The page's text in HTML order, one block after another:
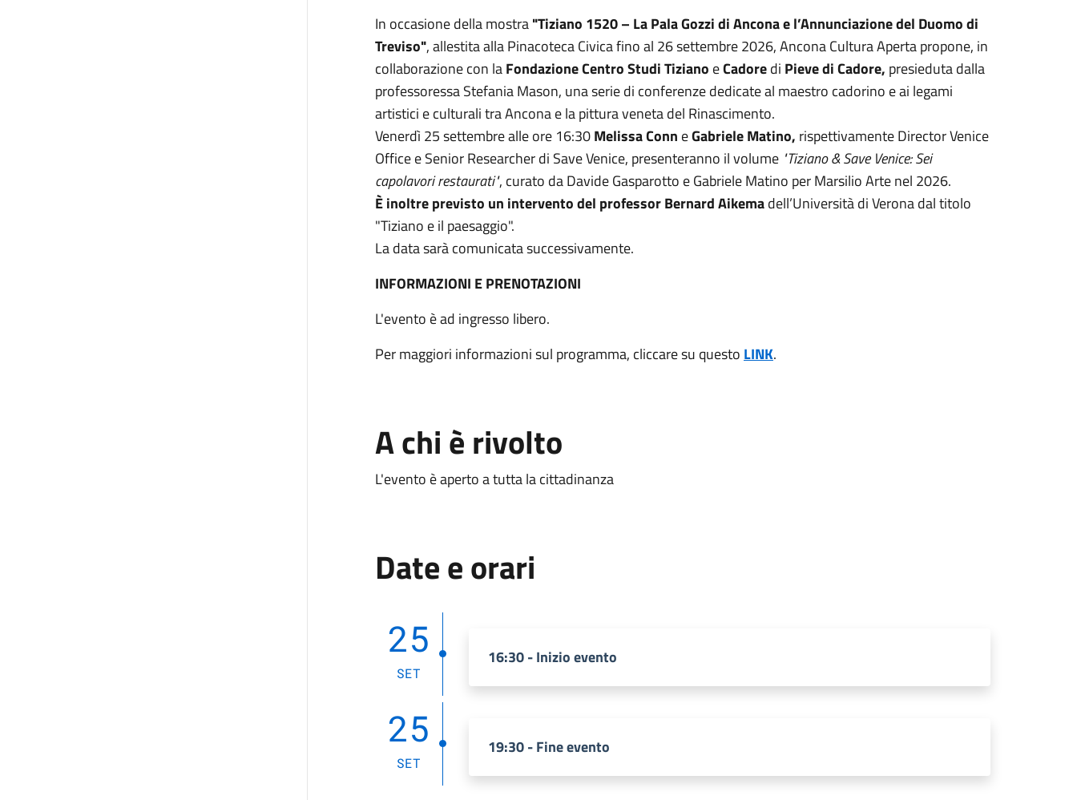
In occasione della mostra"Tiziano 1520 – La Pala Gozzi di Ancona e l’Annunciazione del Duomo di
Treviso", allestita alla Pinacoteca Civica fino al 26 settembre 2026, Ancona Cultura Aperta propone, in
collaborazione con laFondazione Centro Studi Tiziano eCadoredi Pieve di Cadore, presieduta dalla
professoressa Stefania Mason, una serie di conferenze dedicate al maestro cadorino e ai legami
artistici e culturali tra Ancona e la pittura veneta del Rinascimento.
Venerdì 25 settembre alle ore 16:30Melissa Conn eGabriele Matino, rispettivamente Director Venice
Office e Senior Researcher di Save Venice, presenteranno il volume "Tiziano & Save Venice: Sei
capolavori restaurati", curato da Davide Gasparotto e Gabriele Matino per Marsilio Arte nel 2026.
È inoltre previsto un intervento del professor Bernard Aikemadell’Università di Verona dal titolo
"Tiziano e il paesaggio".
La data sarà comunicata successivamente.
INFORMAZIONI E PRENOTAZIONI
L'evento è ad ingresso libero.
Per maggiori informazioni sul programma, cliccare su questo LINK.
A chi è rivolto
L'evento è aperto a tutta la cittadinanza
Date e orari
25
SET
16:30 - Inizio evento
25
SET
19:30 - Fine evento